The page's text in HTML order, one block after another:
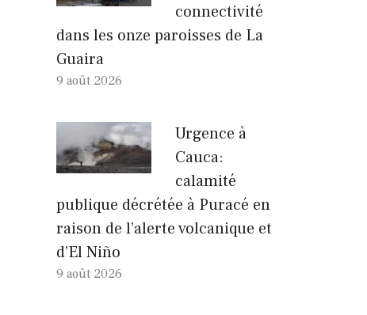
connectivité
dans les onze paroisses de La
Guaira
9 août 2026
Urgence à
Cauca:
calamité
publique décrétée à Puracé en
raison de l’alerte volcanique et
d’El Niño
9 août 2026